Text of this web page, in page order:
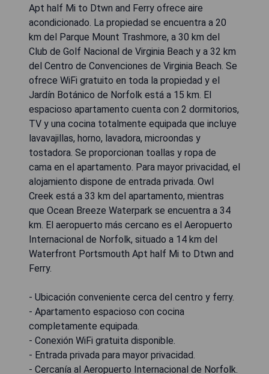
Apt half Mi to Dtwn and Ferry ofrece aire
acondicionado. La propiedad se encuentra a 20
km del Parque Mount Trashmore, a 30 km del
Club de Golf Nacional de Virginia Beach y a 32 km
del Centro de Convenciones de Virginia Beach. Se
ofrece WiFi gratuito en toda la propiedad y el
Jardín Botánico de Norfolk está a 15 km. El
espacioso apartamento cuenta con 2 dormitorios,
TV y una cocina totalmente equipada que incluye
lavavajillas, horno, lavadora, microondas y
tostadora. Se proporcionan toallas y ropa de
cama en el apartamento. Para mayor privacidad, el
alojamiento dispone de entrada privada. Owl
Creek está a 33 km del apartamento, mientras
que Ocean Breeze Waterpark se encuentra a 34
km. El aeropuerto más cercano es el Aeropuerto
Internacional de Norfolk, situado a 14 km del
Waterfront Portsmouth Apt half Mi to Dtwn and
Ferry.
- Ubicación conveniente cerca del centro y ferry.
- Apartamento espacioso con cocina
completamente equipada.
- Conexión WiFi gratuita disponible.
- Entrada privada para mayor privacidad.
- Cercanía al Aeropuerto Internacional de Norfolk.